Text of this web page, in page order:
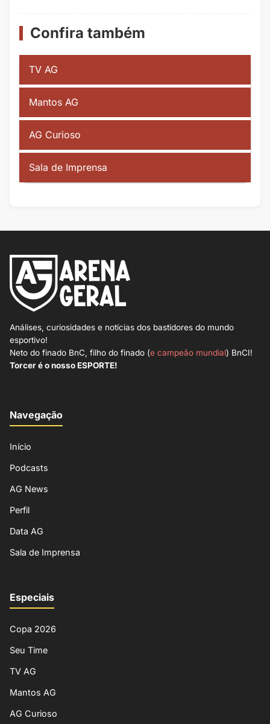
Confira também
TV AG
Mantos AG
AG Curioso
Sala de Imprensa
Análises, curiosidades e notícias dos bastidores do mundo
esportivo!
Neto do finado BnC, filho do finado (e campeão mundial) BnCI!
Torcer é o nosso ESPORTE!
Navegação
Início
Podcasts
AG News
Perfil
Data AG
Sala de Imprensa
Especiais
Copa 2026
Seu Time
TV AG
Mantos AG
AG Curioso